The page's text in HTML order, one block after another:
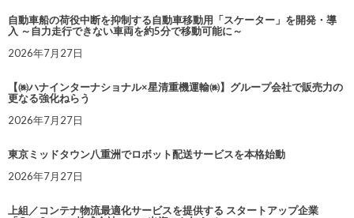
自動車船の荷役中断を抑制する自動車移動用「スケーター」を開発・導
入 ～自力走行できない車両を約5分で移動可能に～
2026年7月27日
【㈱ハナインターナショナル×星清重機運輸㈱】グループ会社で販売力の
更なる強化ねらう
2026年7月27日
東京ミッドタウン八重洲でロボット配送サービスを本格始動
2026年7月27日
上組／コンテナ物流最適化サービスを提供する スタートアップ企業